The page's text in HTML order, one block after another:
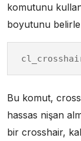
komutunu
boyutunu
Bu komut,
hassas nişan
bir crosshair,